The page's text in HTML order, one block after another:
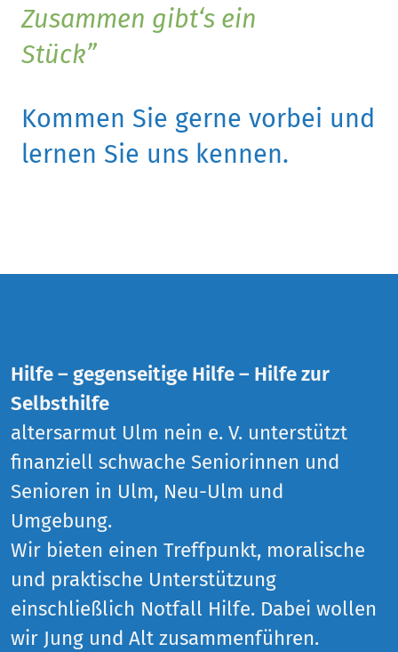
Zusammen gibt‘s ein
Stück
Kommen Sie gerne vorbei und
lernen Sie uns kennen.
Hilfe – gegenseitige Hilfe – Hilfe zur
Selbsthilfe
altersarmut Ulm nein e. V. unterstützt
finanziell schwache Seniorinnen und
Senioren in Ulm, Neu-Ulm und
Umgebung.
Wir bieten einen Treffpunkt, moralische
und praktische Unterstützung
einschließlich Notfall Hilfe. Dabei wollen
wir Jung und Alt zusammenführen.